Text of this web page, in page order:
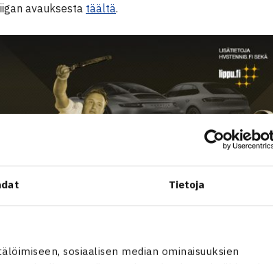
Tietoja
sosiaalisen median ominaisuuksien
avauksesta täältä.